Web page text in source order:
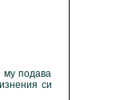
му подава
си